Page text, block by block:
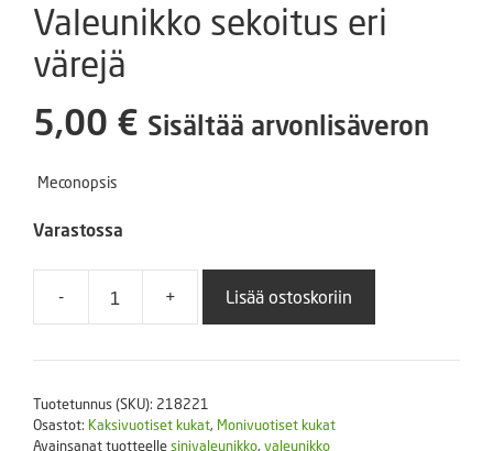
Valeunikko sekoitus eri
värejä
5,00 € Sisältää arvonlisäveron
Meconopsis
Varastossa
-
Valeunikko
eri
määrä
+ Lisää ostoskoriin
Tuotetunnus (SKU): 218221
Osastot: Kaksivuotiset kukat, Monivuotiset kukat
Avainsanat tuotteellesinivaleunikko, valeunikko